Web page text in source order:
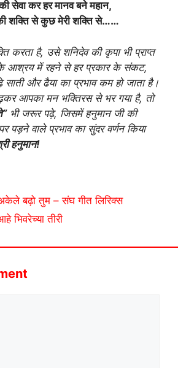
सेवा कर हर मानव बने महान,
शक्ति से कुछ मेरी शक्ति से……
करता है, उसे शनिदेव की कृपा भी प्राप्त
के आश्रय में रहने से हर प्रकार के संकट,
साती और ढैया का प्रभाव कम हो जाता है।
आपका मन भक्तिरस से भर गया है, तो
भी जरूर पढ़े, जिसमें हनुमान जी की
पड़ने वाले प्रभाव का सुंदर वर्णन किया
हनुमान!
बढ़ो तुम – संघ गीत लिरिक्स
भिवरेच्या तीरी